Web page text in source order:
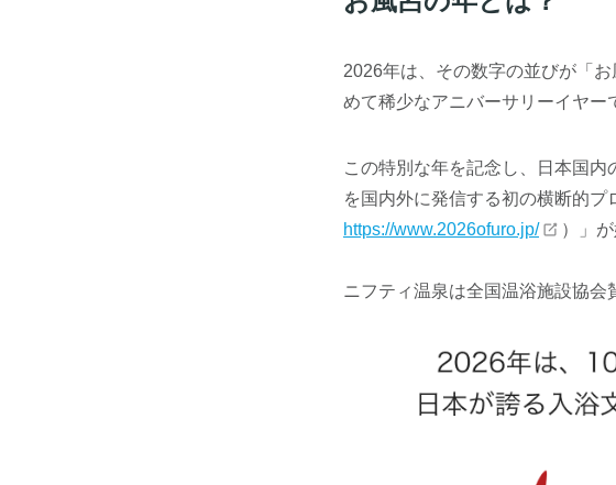
2026年は、その数字の並びが「
めて稀少なアニバーサリーイヤー
この特別な年を記念し、日本国
を国内外に発信する初の横断的
https://www.2026ofuro.jp/
）」が
ニフティ温泉は全国温浴施設協会